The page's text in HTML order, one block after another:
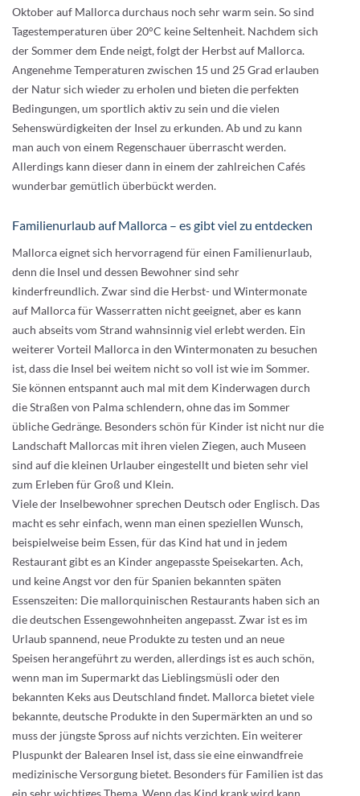
Oktober auf Mallorca durchaus noch sehr warm sein. So sind
Tagestemperaturen über 20°C keine Seltenheit. Nachdem sich
der Sommer dem Ende neigt, folgt der Herbst auf Mallorca.
Angenehme Temperaturen zwischen 15 und 25 Grad erlauben
der Natur sich wieder zu erholen und bieten die perfekten
Bedingungen, um sportlich aktiv zu sein und die vielen
Sehenswürdigkeiten der Insel zu erkunden. Ab und zu kann
man auch von einem Regenschauer überrascht werden.
Allerdings kann dieser dann in einem der zahlreichen Cafés
wunderbar gemütlich überbückt werden.
Familienurlaub auf Mallorca – es gibt viel zu entdecken
Mallorca eignet sich hervorragend für einen Familienurlaub,
denn die Insel und dessen Bewohner sind sehr
kinderfreundlich. Zwar sind die Herbst- und Wintermonate
auf Mallorca für Wasserratten nicht geeignet, aber es kann
auch abseits vom Strand wahnsinnig viel erlebt werden. Ein
weiterer Vorteil Mallorca in den Wintermonaten zu besuchen
ist, dass die Insel bei weitem nicht so voll ist wie im Sommer.
Sie können entspannt auch mal mit dem Kinderwagen durch
die Straßen von Palma schlendern, ohne das im Sommer
übliche Gedränge. Besonders schön für Kinder ist nicht nur die
Landschaft Mallorcas mit ihren vielen Ziegen, auch Museen
sind auf die kleinen Urlauber eingestellt und bieten sehr viel
zum Erleben für Groß und Klein.
Viele der Inselbewohner sprechen Deutsch oder Englisch. Das
macht es sehr einfach, wenn man einen speziellen Wunsch,
beispielweise beim Essen, für das Kind hat und in jedem
Restaurant gibt es an Kinder angepasste Speisekarten. Ach,
und keine Angst vor den für Spanien bekannten späten
Essenszeiten: Die mallorquinischen Restaurants haben sich an
die deutschen Essengewohnheiten angepasst. Zwar ist es im
Urlaub spannend, neue Produkte zu testen und an neue
Speisen herangeführt zu werden, allerdings ist es auch schön,
wenn man im Supermarkt das Lieblingsmüsli oder den
bekannten Keks aus Deutschland findet. Mallorca bietet viele
bekannte, deutsche Produkte in den Supermärkten an und so
muss der jüngste Spross auf nichts verzichten. Ein weiterer
Pluspunkt der Balearen Insel ist, dass sie eine einwandfreie
medizinische Versorgung bietet. Besonders für Familien ist das
ein sehr wichtiges Thema. Wenn das Kind krank wird kann